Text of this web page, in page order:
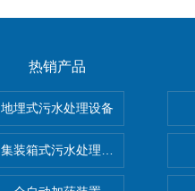
热销产品
地埋式污水处理设备
集装箱式污水处理设备